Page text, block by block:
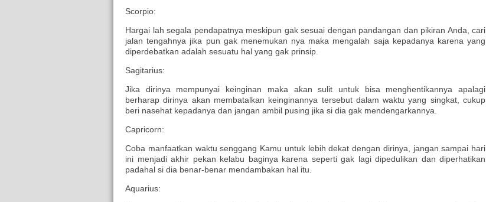
Scorpio:
Hargai lah segala pendapatnya meskipun gak sesuai dengan pandangan dan pikiran Anda, cari
jalan tengahnya jika pun gak menemukan nya maka mengalah saja kepadanya karena yang
diperdebatkan adalah sesuatu hal yang gak prinsip.
Sagitarius:
Jika dirinya mempunyai keinginan maka akan sulit untuk bisa menghentikannya apalagi
berharap dirinya akan membatalkan keinginannya tersebut dalam waktu yang singkat, cukup
beri nasehat kepadanya dan jangan ambil pusing jika si dia gak mendengarkannya.
Capricorn:
Coba manfaatkan waktu senggang Kamu untuk lebih dekat dengan dirinya, jangan sampai hari
ini menjadi akhir pekan kelabu baginya karena seperti gak lagi dipedulikan dan diperhatikan
padahal si dia benar-benar mendambakan hal itu.
Aquarius: